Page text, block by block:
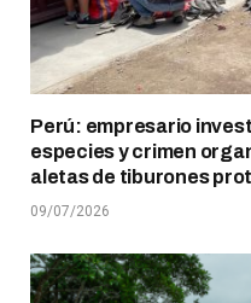
Perú: empresario
especies y crimen
aletas de tiburones
09/07/2026